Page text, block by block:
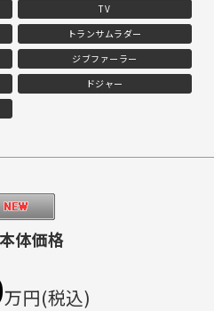
TV
トランサムラダー
ジブファーラー
ドジャー
体価格
万円(税込)